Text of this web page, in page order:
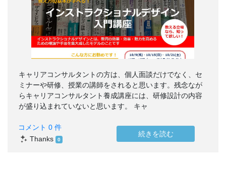
キャリアコンサルタントの方は、個人面談だけでなく、セ
ミナーや研修、授業の講師をされると思います。残念なが
らキャリアコンサルタント養成講座には、研修設計の内容
が盛り込まれていないと思います。 キャ
コメント 0 件
Thanks 0
続きを読む